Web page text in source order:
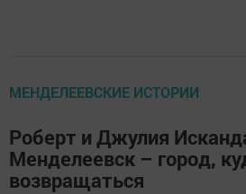
МЕНДЕЛЕЕВСКИЕ ИСТОРИИ
Роберт и Джулия
Менделеевск – город,
возвращаться